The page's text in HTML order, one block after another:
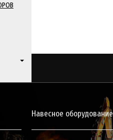
Навесное оборудование